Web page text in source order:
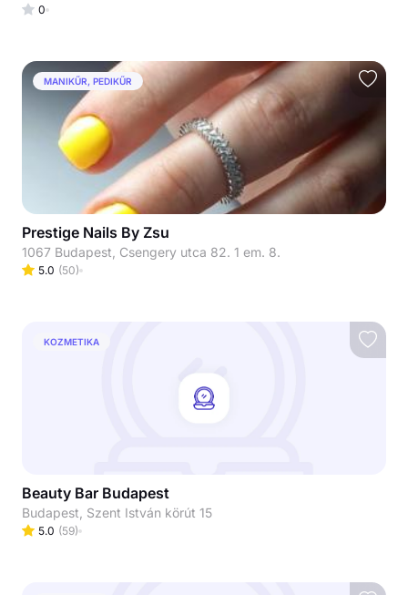
0
MANIKŰR, PEDIKŰR
Prestige Nails By Zsu
1067 Budapest, Csengery utca 82. 1 em. 8.
5.0 (50)
KOZMETIKA
Beauty Bar Budapest
Budapest, Szent István körút 15
5.0 (59)